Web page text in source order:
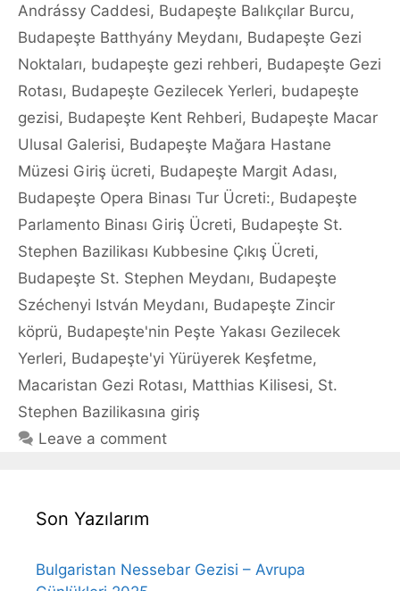
Andrássy Caddesi, Budapeşte Balıkçılar Burcu,
Budapeşte Batthyány Meydanı, Budapeşte Gezi
Noktaları, budapeşte gezi rehberi, Budapeşte Gezi
Rotası, Budapeşte Gezilecek Yerleri, budapeşte
gezisi, Budapeşte Kent Rehberi, Budapeşte Macar
Ulusal Galerisi, Budapeşte Mağara Hastane
Müzesi Giriş ücreti, Budapeşte Margit Adası,
Budapeşte Opera Binası Tur Ücreti:, Budapeşte
Parlamento Binası Giriş Ücreti, Budapeşte St.
Stephen Bazilikası Kubbesine Çıkış Ücreti,
Budapeşte St. Stephen Meydanı, Budapeşte
Széchenyi István Meydanı, Budapeşte Zincir
köprü, Budapeşte'nin Peşte Yakası Gezilecek
Yerleri, Budapeşte'yi Yürüyerek Keşfetme,
Macaristan Gezi Rotası, Matthias Kilisesi, St.
Stephen Bazilikasına giriş
Leave a comment
Son Yazılarım
Bulgaristan Nessebar Gezisi – Avrupa